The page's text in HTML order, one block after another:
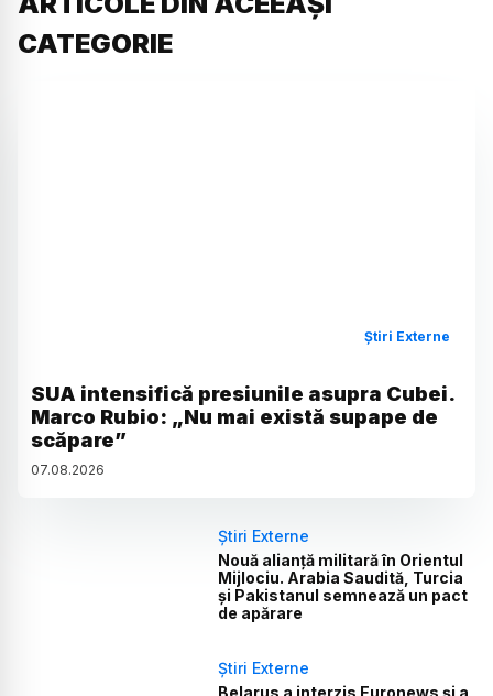
CATEGORIE
Știri Externe
SUA intensifică presiunile asupra Cubei.
Marco Rubio: „Nu mai există supape de
scăpare”
07.08.2026
Știri Externe
Nouă alianță militară în Orientul
Mijlociu. Arabia Saudită, Turcia
și Pakistanul semnează un pact
de apărare
Știri Externe